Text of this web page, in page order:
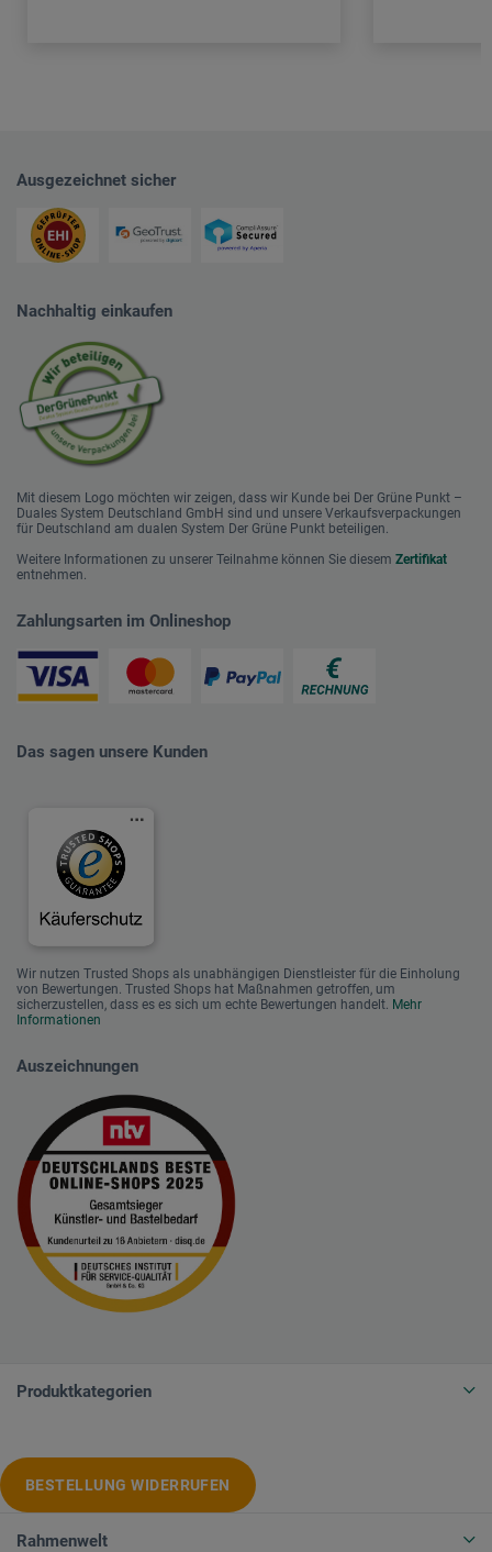
Ausgezeichnet sicher
Nachhaltig einkaufen
Mit diesem Logo möchten wir zeigen, dass wir Kunde bei Der Grüne Punkt –
Duales System Deutschland GmbH sind und unsere Verkaufsverpackungen
für Deutschland am dualen System Der Grüne Punkt beteiligen.
Weitere Informationen zu unserer Teilnahme können Sie diesem Zertifikat
entnehmen.
Zahlungsarten im Onlineshop
Das sagen unsere Kunden
Wir nutzen Trusted Shops als unabhängigen Dienstleister für die Einholung
von Bewertungen. Trusted Shops hat Maßnahmen getroffen, um
sicherzustellen, dass es es sich um echte Bewertungen handelt. Mehr
Informationen
Auszeichnungen
Produktkategorien
BESTELLUNG WIDERRUFEN
Rahmenwelt